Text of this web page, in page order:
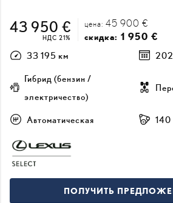
43 950 €
НДС 21%
цена: 45 900 €
скидка: 1 950 €
33 195 км
Гибрид (бензин /
электричество)
Автоматическая 140
ПОЛУЧИТЬ